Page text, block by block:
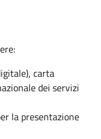
carta
dei servizi
la presentazione